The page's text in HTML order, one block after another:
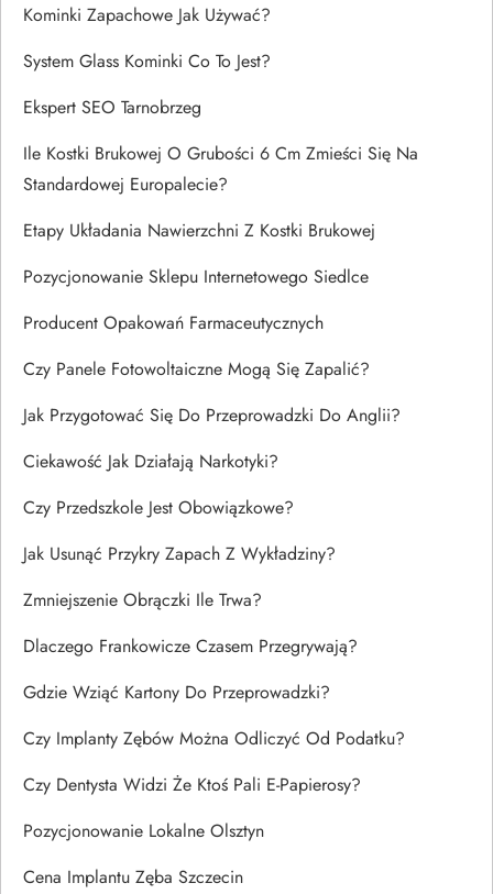
Kominki Zapachowe Jak Używać?
System Glass Kominki Co To Jest?
Ekspert SEO Tarnobrzeg
Ile Kostki Brukowej O Grubości 6 Cm Zmieści Się Na
Standardowej Europalecie?
Etapy Układania Nawierzchni Z Kostki Brukowej
Pozycjonowanie Sklepu Internetowego Siedlce
Producent Opakowań Farmaceutycznych
Czy Panele Fotowoltaiczne Mogą Się Zapalić?
Jak Przygotować Się Do Przeprowadzki Do Anglii?
Ciekawość Jak Działają Narkotyki?
Czy Przedszkole Jest Obowiązkowe?
Jak Usunąć Przykry Zapach Z Wykładziny?
Zmniejszenie Obrączki Ile Trwa?
Dlaczego Frankowicze Czasem Przegrywają?
Gdzie Wziąć Kartony Do Przeprowadzki?
Czy Implanty Zębów Można Odliczyć Od Podatku?
Czy Dentysta Widzi Że Ktoś Pali E-Papierosy?
Pozycjonowanie Lokalne Olsztyn
Cena Implantu Zęba Szczecin